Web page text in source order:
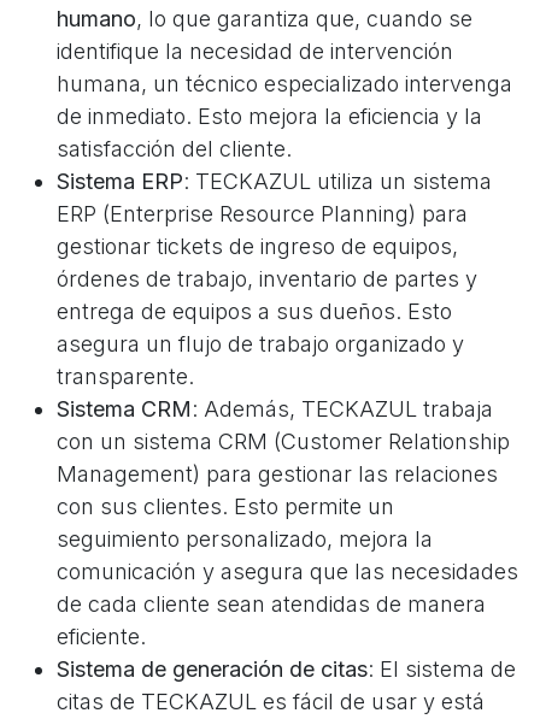
humano, lo que garantiza que, cuando se
identifique la necesidad de intervención
humana, un técnico especializado intervenga
de inmediato. Esto mejora la eficiencia y la
satisfacción del cliente.
Sistema ERP: TECKAZUL utiliza un sistema
ERP (Enterprise Resource Planning) para
gestionar tickets de ingreso de equipos,
órdenes de trabajo, inventario de partes y
entrega de equipos a sus dueños. Esto
asegura un flujo de trabajo organizado y
transparente.
Sistema CRM: Además, TECKAZUL trabaja
con un sistema CRM (Customer Relationship
Management) para gestionar las relaciones
con sus clientes. Esto permite un
seguimiento personalizado, mejora la
comunicación y asegura que las necesidades
de cada cliente sean atendidas de manera
eficiente.
Sistema de generación de citas: El sistema de
citas de TECKAZUL es fácil de usar y está